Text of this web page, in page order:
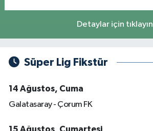
Detaylar için tıklayın
Süper Lig Fikstür
14 Ağustos, Cuma
Galatasaray - Çorum FK